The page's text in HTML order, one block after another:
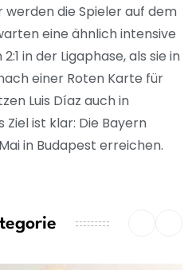
werden die Spieler auf dem
eine ähnlich intensive
in der Ligaphase, als sie in
einer Roten Karte für
Luis Díaz auch in
ist klar: Die Bayern
in Budapest erreichen.